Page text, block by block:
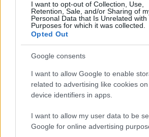
I want to opt-out of Collection, Use,
Retention, Sale, and/or Sharing of
Personal Data that Is Unrelated with
Purposes for which it was collected.
Opted Out
Google consents
I want to allow Google to enable
related to advertising like cookies
device identifiers in apps.
I want to allow my user data to be
Google for online advertising
Már magasabb szinten is nyomoznak
büntetőügyében, vesztegetés miatt 3 év
ez csak az egyik botrány
Problémák egész Jász-Nagykun-Szolnok
több otthoni kútból fogy ki a víz
lezárnak a napokban, a közlekedés az
mértékben lebénul